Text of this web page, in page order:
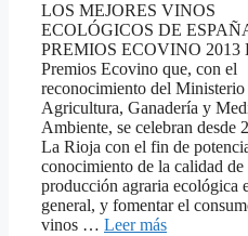
LOS MEJORES VINOS
ECOLÓGICOS DE
PREMIOS ECOVINO 2013
Premios Ecovino que, con el
reconocimiento del Ministerio
Agricultura, Ganadería y
Ambiente, se celebran desde
La Rioja con el fin de
conocimiento de la calidad de
producción agraria ecológica
general, y fomentar el
vinos … Leer más